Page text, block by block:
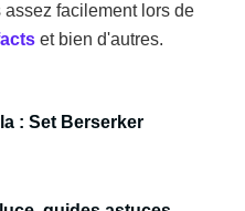
facilement lors de
et bien d'autres.
: Set Berserker